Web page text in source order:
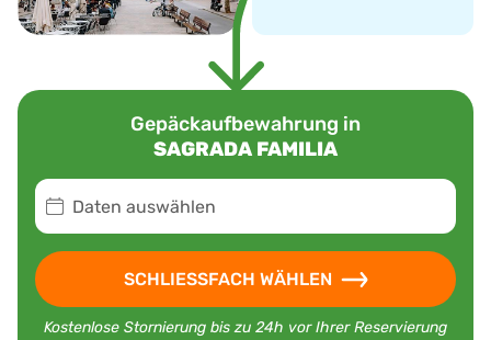
Gepäckaufbewahrung in
SAGRADA FAMILIA
Daten auswählen
SCHLIESSFACH WÄHLEN
Kostenlose Stornierung bis zu 24h vor Ihrer Reservierung